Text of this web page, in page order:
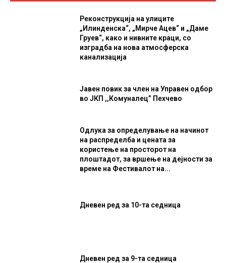
Реконструкција на улиците
„Илинденска“, „Мирче Ацев“ и „Даме
Груев“, како и нивните краци, со
изградба на нова атмосферска
канализација
Јавен повик за член на Управен одбор
во ЈКП ,,Комуналец” Пехчево
Одлука за определување на начинот
на распределба и цената за
користење на просторот на
плоштадот, за вршење на дејности за
време на Фестивалот на...
Дневен ред за 10-та седница
Дневен ред за 9-та седница